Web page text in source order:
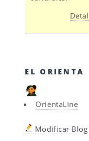
EL ORIENTA
OrientaLine
Modificar Blog